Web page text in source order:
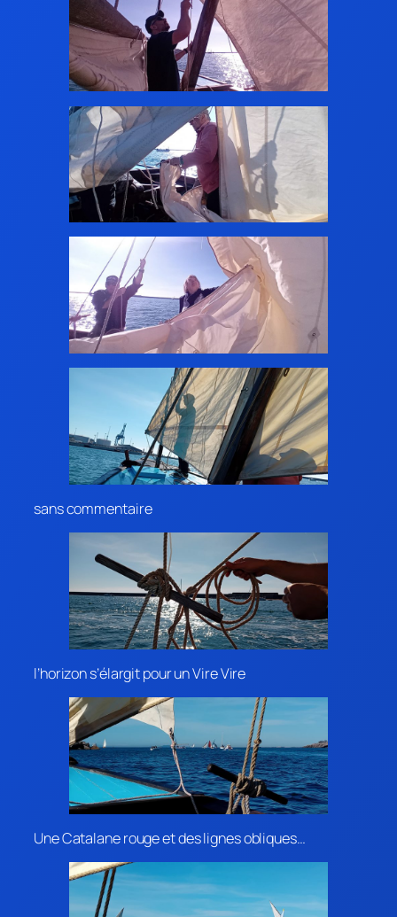
sans commentaire
l’horizon s’élargit pour un Vire Vire
Une Catalane rouge et des lignes obliques…